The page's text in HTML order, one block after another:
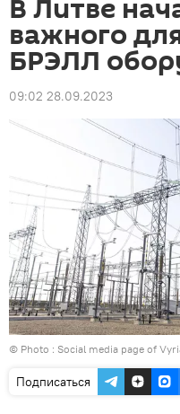
В Литве
важного
БРЭЛЛ
09:02 28.09.2023
© Photo : Social media page of
Подписаться